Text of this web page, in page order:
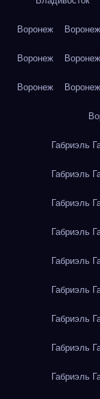
Воронеж Воронеж
Воронеж Воронеж
Воронеж Воронеж
Габриэль
Габриэль
Габриэль
Габриэль
Габриэль
Габриэль
Габриэль
Габриэль
Габриэль